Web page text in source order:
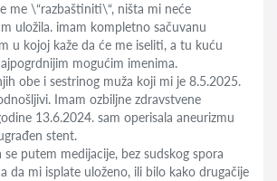
me \“razbaštiniti\“, ništa mi neće
uložila. imam kompletno sačuvanu
u kojoj kaže da će me iseliti, a tu kuću
mogućim imenima.
obe i sestrinog muža koji mi je 8.5.2025.
Imam ozbiljne zdravstvene
13.6.2024. sam operisala aneurizmu
stent.
putem medijacije, bez sudskog spora
da mi isplate uloženo, ili bilo kako drugačije